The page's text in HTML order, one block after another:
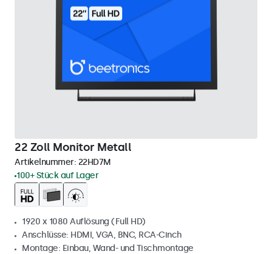
22 Zoll Monitor Metall
Artikelnummer: 22HD7M
100+ Stück auf Lager
1920 x 1080 Auflösung (Full HD)
Anschlüsse: HDMI, VGA, BNC, RCA-Cinch
Montage: Einbau, Wand- und Tischmontage